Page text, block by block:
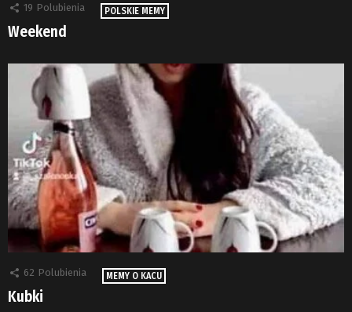
19 Polubienia POLSKIE MEMY
Weekend
62 Polubienia MEMY O KACU
Kubki